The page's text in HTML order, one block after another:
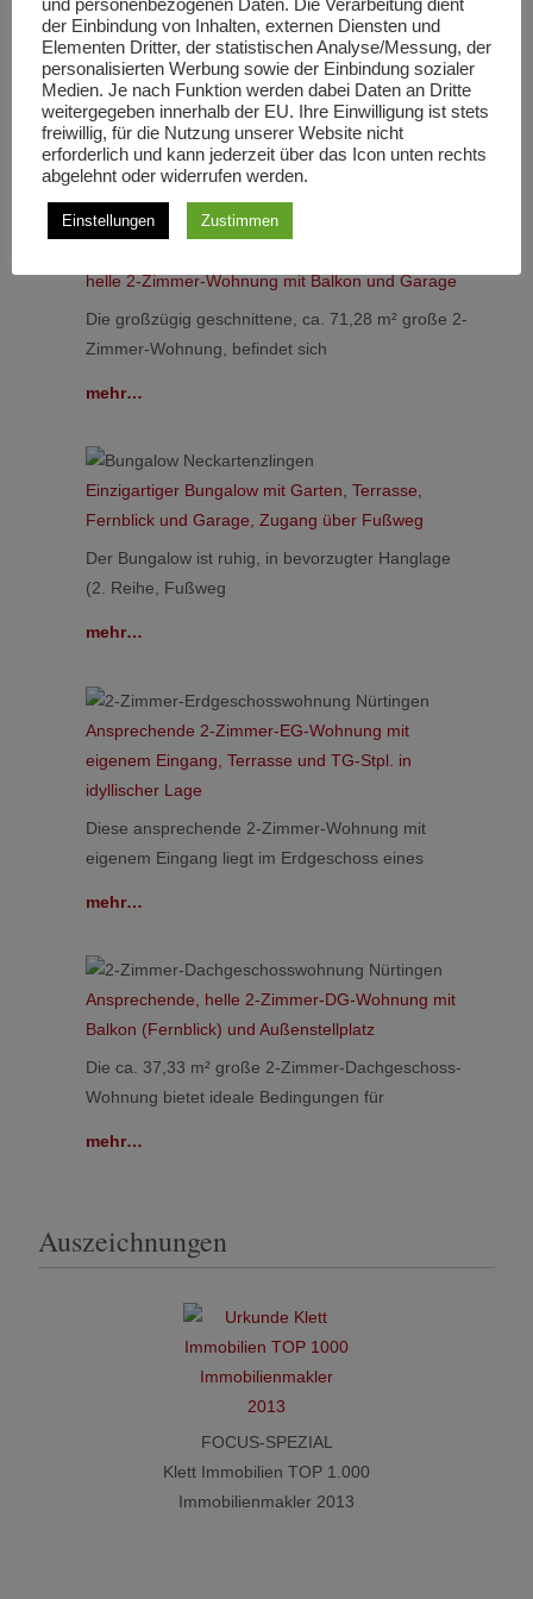
Wohnanlage No10
Exklusive Wohnanlage in historischer Textilfabrik –
Modernes Wohnen trifft auf
mehr…
helle 2-Zimmer-Wohnung mit Balkon und Garage
Die großzügig geschnittene, ca. 71,28 m² große 2-
Zimmer-Wohnung, befindet sich
mehr…
Einzigartiger Bungalow mit Garten, Terrasse,
Fernblick und Garage, Zugang über Fußweg
Der Bungalow ist ruhig, in bevorzugter Hanglage
(2. Reihe, Fußweg
mehr…
Ansprechende 2-Zimmer-EG-Wohnung mit
eigenem Eingang, Terrasse und TG-Stpl. in
idyllischer Lage
Diese ansprechende 2-Zimmer-Wohnung mit
eigenem Eingang liegt im Erdgeschoss eines
mehr…
Ansprechende, helle 2-Zimmer-DG-Wohnung mit
Balkon (Fernblick) und Außenstellplatz
Die ca. 37,33 m² große 2-Zimmer-Dachgeschoss-
Wohnung bietet ideale Bedingungen für
mehr…
Auszeichnungen
FOCUS-SPEZIAL
Klett Immobilien TOP 1.000
Immobilienmakler 2013
und personenbezogenen Daten. Die Verarbeitung dient
der Einbindung von Inhalten, externen Diensten und
Elementen Dritter, der statistischen Analyse/Messung, der
personalisierten Werbung sowie der Einbindung sozialer
Medien. Je nach Funktion werden dabei Daten an Dritte
weitergegeben innerhalb der EU. Ihre Einwilligung ist stets
freiwillig, für die Nutzung unserer Website nicht
erforderlich und kann jederzeit über das Icon unten rechts
abgelehnt oder widerrufen werden.
Einstellungen Zustimmen